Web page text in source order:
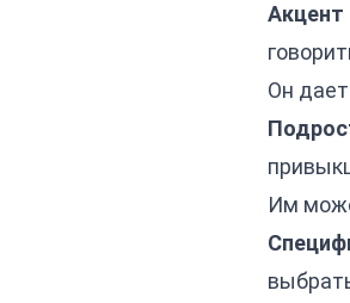
Акцент
Он
Им